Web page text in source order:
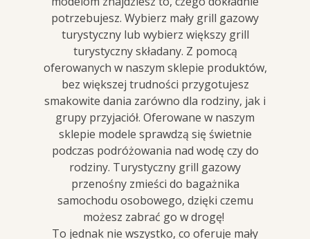
potrzebujesz. Wybierz mały grill gazowy
turystyczny lub wybierz większy grill
turystyczny składany. Z pomocą
oferowanych w naszym sklepie produktów,
bez większej trudności przygotujesz
smakowite dania zarówno dla rodziny, jak i
grupy przyjaciół. Oferowane w naszym
sklepie modele sprawdzą się świetnie
podczas podróżowania nad wodę czy do
rodziny. Turystyczny grill gazowy
przenośny zmieści do bagażnika
samochodu osobowego, dzięki czemu
możesz zabrać go w drogę!
To jednak nie wszystko, co oferuje mały